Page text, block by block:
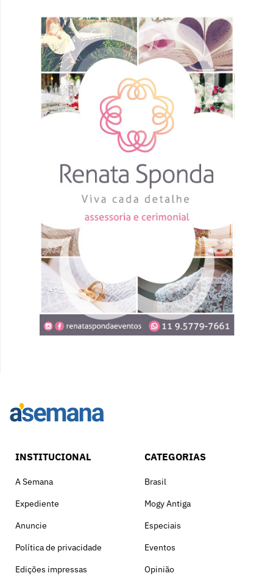
INSTITUCIONAL
A Semana
Expediente
Anuncie
Política de privacidade
Edições impressas
CATEGORIAS
Brasil
Mogy Antiga
Especiais
Eventos
Opinião